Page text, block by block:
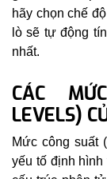
hãy chọn chế
lò sẽ tự động
nhất.
CÁC
LEVELS)
Mức công suất
yếu tố định